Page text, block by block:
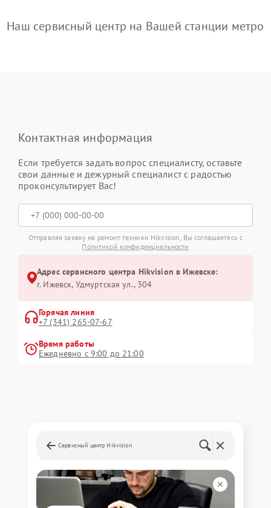
Наш сервисный центр на Вашей станции метро
Контактная информация
Если требуется задать вопрос специалисту, оставьте
свои данные и дежурный специалист с радостью
проконсультирует Вас!
Отправляя заявку на ремонт техники Hikvision, Вы соглашаетесь с
Политикой конфиденциальности
Адрес сервисного центра Hikvision в Ижевске:
г. Ижевск, Удмуртская ул., 304
Горячая линия
+7 (341) 265-07-67
Время работы
Ежедневно с 9:00 до 21:00
Сервисный центр Hikvision